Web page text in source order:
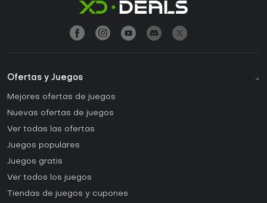
Ofertas y Juegos
Mejores ofertas de juegos
Nuevas ofertas de juegos
Ver todas las ofertas
Juegos populares
Juegos gratis
Ver todos los juegos
Tiendas de juegos y cupones